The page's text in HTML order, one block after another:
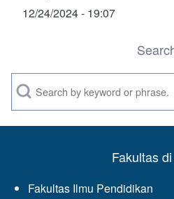
12/24/2024 - 19:07
Search
Fakultas
Fakultas Ilmu Pendidikan